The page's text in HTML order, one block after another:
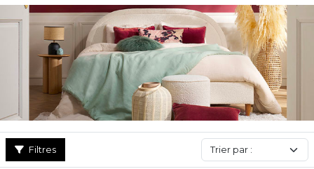
Si vous souhaitez un lit avec sommier, une jolietête de litpour
l’accompagner ajoutera une véritable valeur ajoutée à votre
déco ! Nous proposons également de nombreux lits adultes
complets avec sommier et tête de lit intégrée qui vous
faciliteront la vie.
Filtres